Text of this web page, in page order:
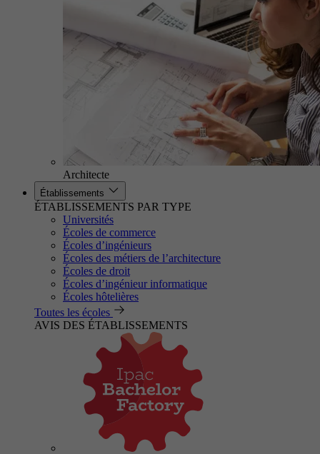
Architecte
Établissements
ÉTABLISSEMENTS PAR TYPE
Universités
Écoles de commerce
Écoles d’ingénieurs
Écoles des métiers de l’architecture
Écoles de droit
Écoles d’ingénieur informatique
Écoles hôtelières
Toutes les écoles
AVIS DES ÉTABLISSEMENTS